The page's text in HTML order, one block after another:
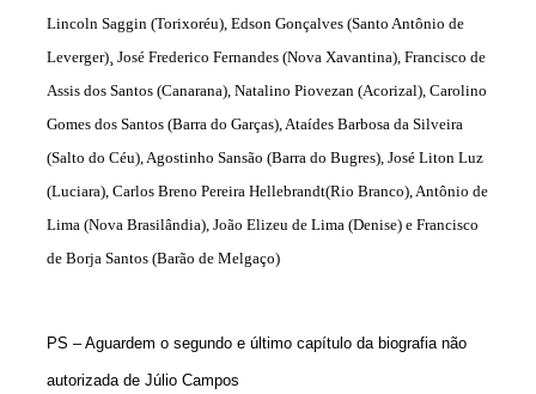
Lincoln Saggin (Torixoréu), Edson Gonçalves (Santo Antônio de
Leverger)¸ José Frederico Fernandes (Nova Xavantina), Francisco de
Assis dos Santos (Canarana), Natalino Piovezan (Acorizal), Carolino
Gomes dos Santos (Barra do Garças), Ataídes Barbosa da Silveira
(Salto do Céu), Agostinho Sansão (Barra do Bugres), José Liton Luz
(Luciara), Carlos Breno Pereira Hellebrandt(Rio Branco), Antônio de
Lima (Nova Brasilândia), João Elizeu de Lima (Denise) e Francisco
de Borja Santos (Barão de Melgaço)
PS – Aguardem o segundo e último capítulo da biografia não
autorizada de Júlio Campos